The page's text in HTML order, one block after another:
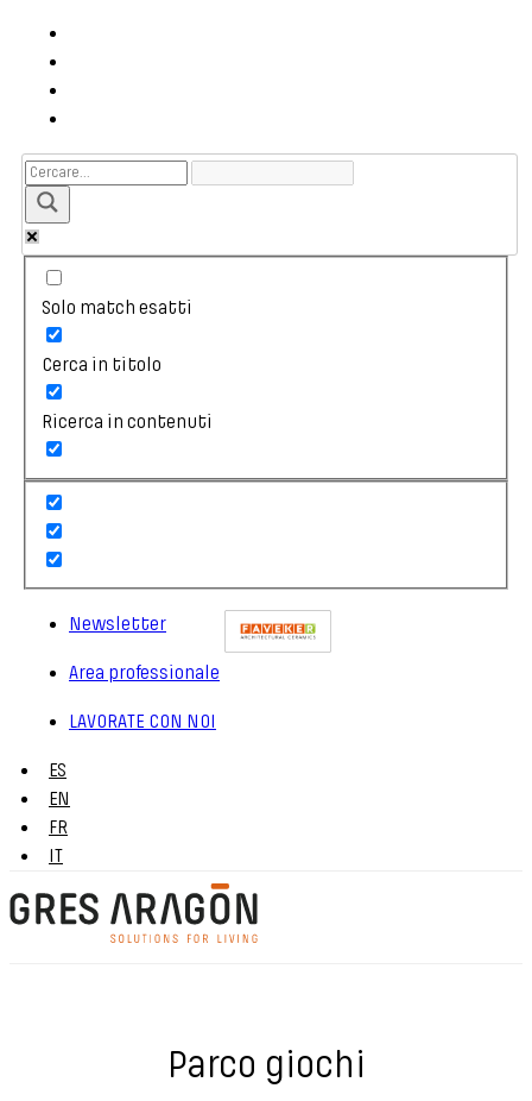
Solo match esatti
Cerca in titolo
Ricerca in contenuti
Newsletter
Area professionale
LAVORATE CON NOI
ES
EN
FR
IT
Parco giochi